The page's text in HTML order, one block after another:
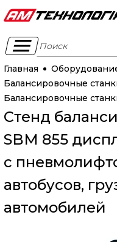
Поиск
Главная
Балансировочные
Балансировочные
Стенд
SBM 855
с
автобусов,
автомобилей